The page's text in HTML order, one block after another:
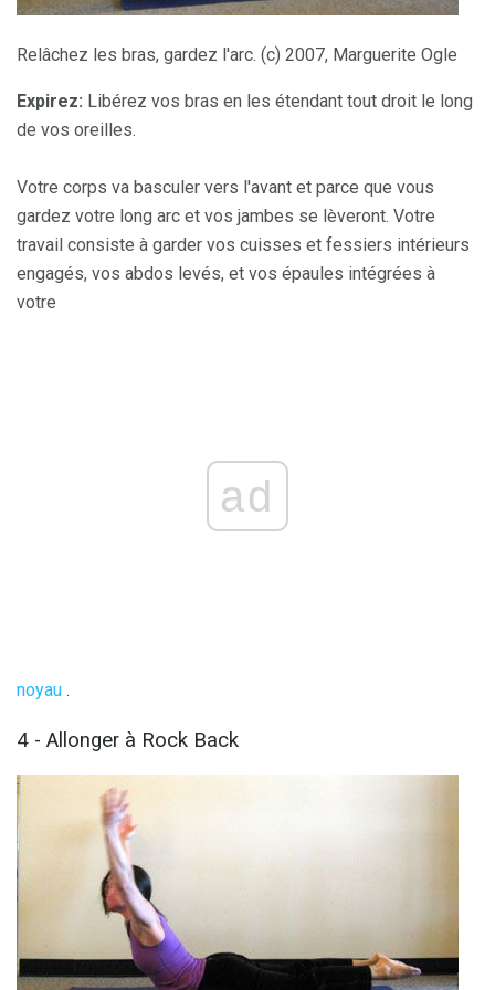
Relâchez les bras, gardez l'arc. (c) 2007, Marguerite Ogle
Expirez: Libérez vos bras en les étendant tout droit le long
de vos oreilles.
Votre corps va basculer vers l'avant et parce que vous
gardez votre long arc et vos jambes se lèveront. Votre
travail consiste à garder vos cuisses et fessiers intérieurs
engagés, vos abdos levés, et vos épaules intégrées à
votre
ad
noyau .
4 - Allonger à Rock Back